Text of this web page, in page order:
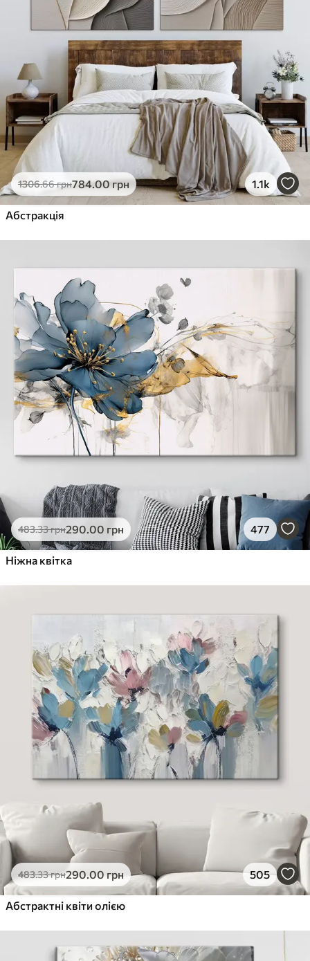
1306.66грн784.00грн 1.1k
Абстракція
483.33грн290.00 грн 477
Ніжна квітка
483.33грн290.00грн 505
Абстрактні квіти олією